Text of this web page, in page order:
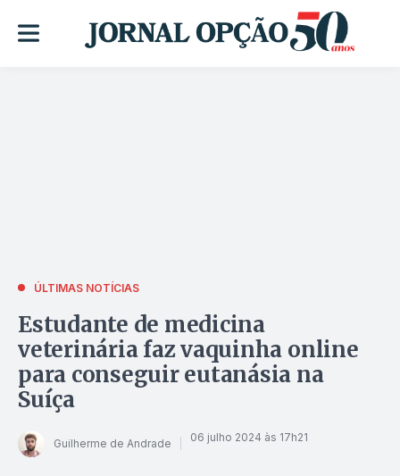
ÚLTIMAS NOTÍCIAS
Estudante de medicina
veterinária faz vaquinha online
para conseguir eutanásia na
Suíça
Guilherme de Andrade 06 julho 2024 às 17h21